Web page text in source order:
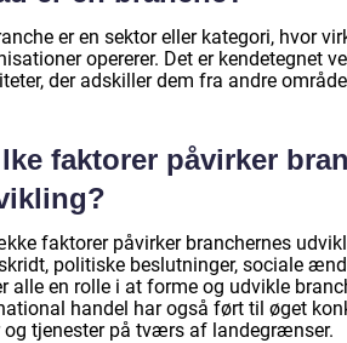
er en sektor eller kategori, hvor
opererer. Det er kendetegnet
der adskiller dem fra andre
faktorer påvirker
faktorer påvirker branchernes
politiske beslutninger, sociale
alle en rolle i at forme og udvikle
handel har også ført til øget
og tjenester på tværs af landegrænser.